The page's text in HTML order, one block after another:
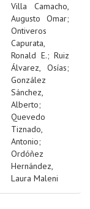
Villa Camacho,
Augusto Omar;
Ontiveros
Capurata,
Ronald E.; Ruiz
Álvarez, Osías;
González
Sánchez,
Alberto;
Quevedo
Tiznado,
Antonio;
Ordóñez
Hernández,
Laura Maleni